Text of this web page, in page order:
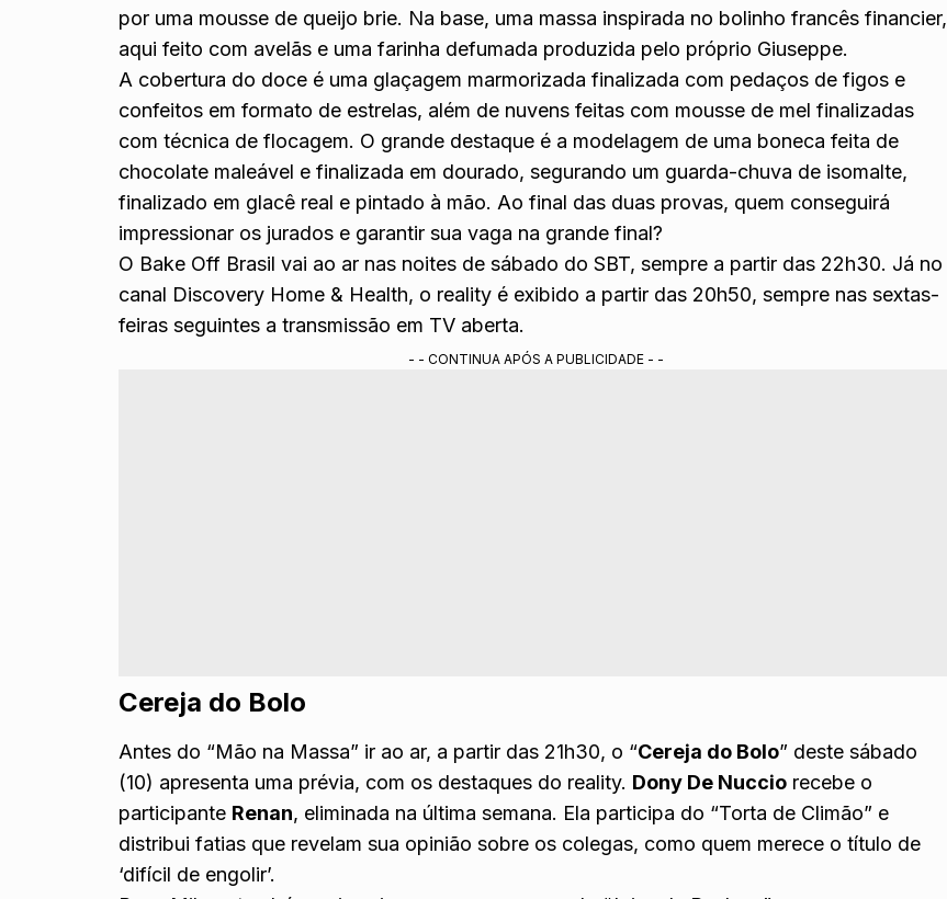
por uma mousse de queijo brie. Na base, uma massa inspirada no bolinho francês financier,
aqui feito com avelãs e uma farinha defumada produzida pelo próprio Giuseppe.
A cobertura do doce é uma glaçagem marmorizada finalizada com pedaços de figos e
confeitos em formato de estrelas, além de nuvens feitas com mousse de mel finalizadas
com técnica de flocagem. O grande destaque é a modelagem de uma boneca feita de
chocolate maleável e finalizada em dourado, segurando um guarda-chuva de isomalte,
finalizado em glacê real e pintado à mão. Ao final das duas provas, quem conseguirá
impressionar os jurados e garantir sua vaga na grande final?
O Bake Off Brasil vai ao ar nas noites de sábado do SBT, sempre a partir das 22h30. Já no
canal Discovery Home & Health, o reality é exibido a partir das 20h50, sempre nas sextas-
feiras seguintes a transmissão em TV aberta.
- - CONTINUA APÓS A PUBLICIDADE - -
Cereja do Bolo
Antes do “Mão na Massa” ir ao ar, a partir das 21h30, o “Cereja do Bolo” deste sábado
(10) apresenta uma prévia, com os destaques do reality. Dony De Nuccio recebe o
participante Renan, eliminada na última semana. Ela participa do “Torta de Climão” e
distribui fatias que revelam sua opinião sobre os colegas, como quem merece o título de
‘difícil de engolir’.